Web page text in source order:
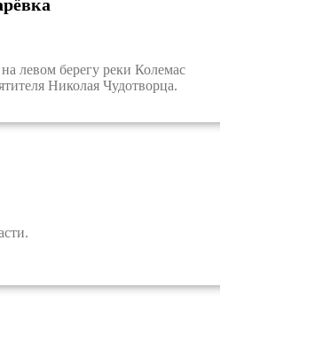
левом берегу реки Колемас
Николая Чудотворца.